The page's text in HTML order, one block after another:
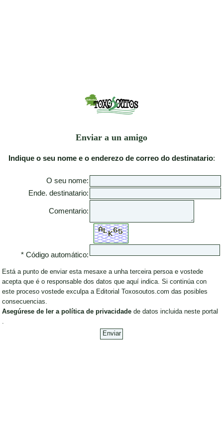
Enviar a un amigo
Indique o seu nome e o enderezo de correo do destinatario:
O seu nome:
Ende. destinatario:
Comentario:
* Código automático:
Está a punto de enviar esta mesaxe a unha terceira persoa e vostede
acepta que é o responsable dos datos que aquí indica. Si continúa con
este proceso vostede exculpa a Editorial Toxosoutos.com das posibles
consecuencias.
Asegúrese de ler a política de privacidade de datos incluida neste portal
.